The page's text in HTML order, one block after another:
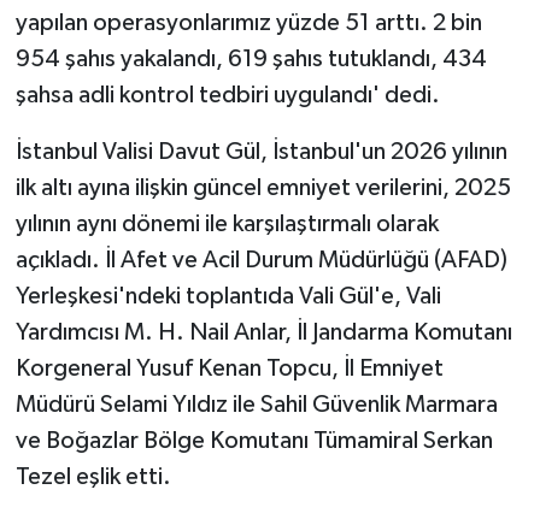
yapılan operasyonlarımız yüzde 51 arttı. 2 bin
954 şahıs yakalandı, 619 şahıs tutuklandı, 434
şahsa adli kontrol tedbiri uygulandı' dedi.
İstanbul Valisi Davut Gül, İstanbul'un 2026 yılının
ilk altı ayına ilişkin güncel emniyet verilerini, 2025
yılının aynı dönemi ile karşılaştırmalı olarak
açıkladı. İl Afet ve Acil Durum Müdürlüğü (AFAD)
Yerleşkesi'ndeki toplantıda Vali Gül'e, Vali
Yardımcısı M. H. Nail Anlar, İl Jandarma Komutanı
Korgeneral Yusuf Kenan Topcu, İl Emniyet
Müdürü Selami Yıldız ile Sahil Güvenlik Marmara
ve Boğazlar Bölge Komutanı Tümamiral Serkan
Tezel eşlik etti.
İNSAN
İş Dünyası
Jandarma
KÜLTÜR SANAT
MAGAZİN
Otomobil
POLİTİKA